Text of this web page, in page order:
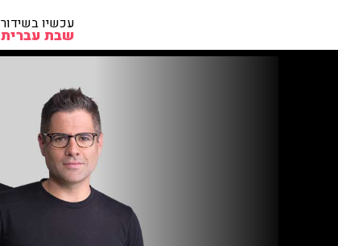
עכשיו בשידור
שבת עברית